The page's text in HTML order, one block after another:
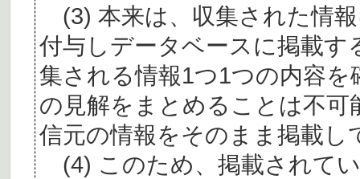
(3) 本来は、収集された情
付与しデータベースに掲載
集される情報1つ1つの内容
の見解をまとめることは不
信元の情報をそのまま掲載し
(4) このため、掲載されて